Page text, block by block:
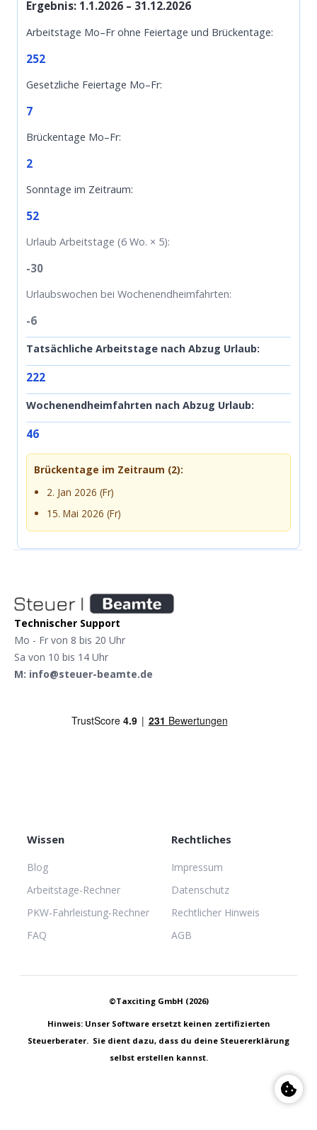
Ergebnis: 1.1.2026 – 31.12.2026
Arbeitstage Mo–Fr ohne Feiertage und Brückentage:
252
Gesetzliche Feiertage Mo–Fr:
7
Brückentage Mo–Fr:
2
Sonntage im Zeitraum:
52
Urlaub Arbeitstage (6 Wo. × 5):
-30
Urlaubswochen bei Wochenendheimfahrten:
-6
Tatsächliche Arbeitstage nach Abzug Urlaub:
222
Wochenendheimfahrten nach Abzug Urlaub:
46
Brückentage im Zeitraum (2):
2. Jan 2026 (Fr)
15. Mai 2026 (Fr)
Technischer Support
Mo - Fr von 8 bis 20 Uhr
Sa von 10 bis 14 Uhr
M: info@steuer-beamte.de
Wissen
Blog
Arbeitstage-Rechner
PKW-Fahrleistung-Rechner
FAQ
Rechtliches
Impressum
Datenschutz
Rechtlicher Hinweis
AGB
©Taxciting GmbH (2026)
Hinweis: Unser Software ersetzt keinen zertifizierten
Steuerberater. Sie dient dazu, dass du deine Steuererklärung
selbst erstellen kannst.